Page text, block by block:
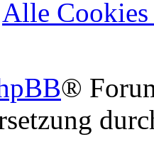
Alle Cookies
®